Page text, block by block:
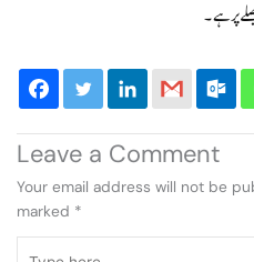
پر ہے۔
Leave a Comment
Your email address will not be
marked *